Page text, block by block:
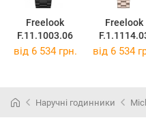
Freelook
F.11.1003.06
Freelook
від 6 534 грн. від 6 534
Наручні годинники